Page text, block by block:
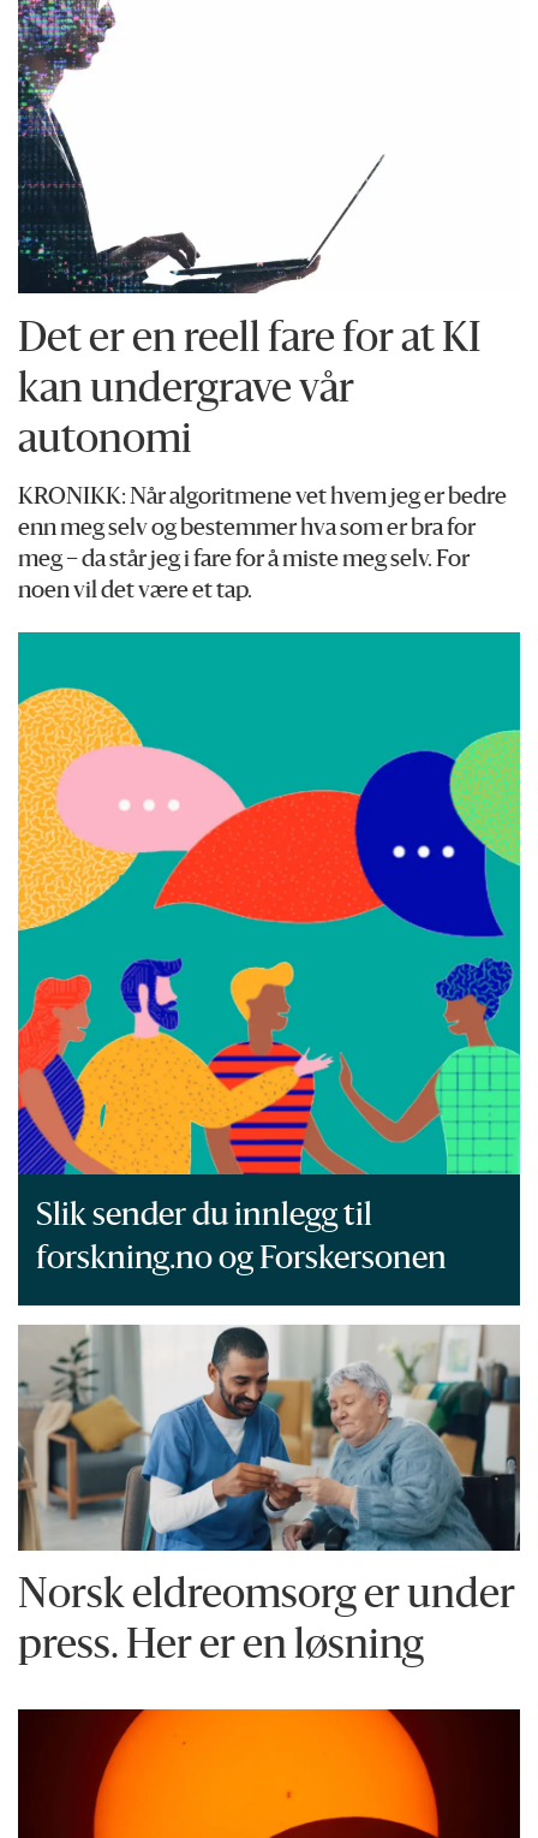
Det er en reell fare for at KI
kan undergrave vår
autonomi
KRONIKK: Når algoritmene vet hvem jeg er bedre
enn meg selv og bestemmer hva som er bra for
meg – da står jeg i fare for å miste meg selv. For
noen vil det være et tap.
Slik sender du innlegg til
forskning.no og Forskersonen
Norsk eldreomsorg er under
press. Her er en løsning